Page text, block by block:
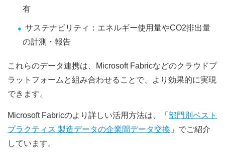
有
サステナビリティ：エネルギー使用量やCO2排出量
の計測・報告
これらのデータ連携は、Microsoft Fabricなどのクラウドプ
ラットフォームと組み合わせることで、より効果的に実現
できます。
Microsoft Fabricのより詳しい活用方法は、「 部門別ベスト
プラクティス 製造データの企業間データ交換 」でご紹介
しています。